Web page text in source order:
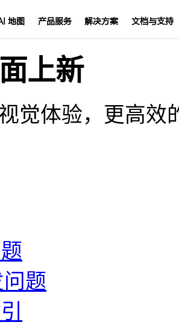
地图 产品服务 解决方案 文档与支持
上新
觉体验，更高效
题